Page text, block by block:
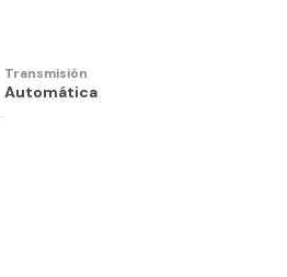
Transmisión
Automática